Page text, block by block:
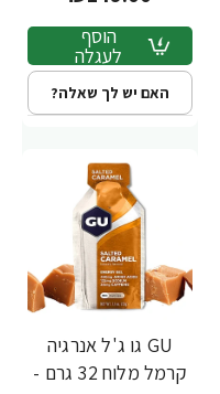
הוסף
לעגלה
האם יש לך שאלה?
GU גו ג'ל אנרגיה
קרמל מלוח 32 גרם -